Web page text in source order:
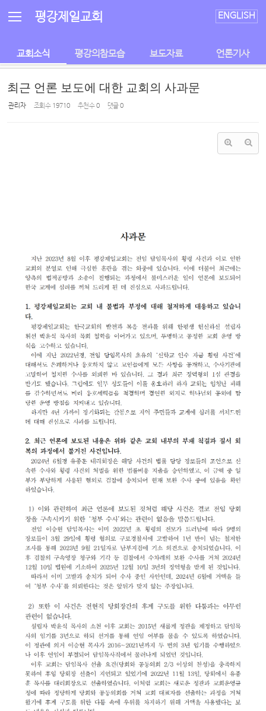
평강제일교회 ENGLISH
교회소식 평강의참모습 보도자료 언론기사
최근 언론 보도에 대한 교회의 사과문
관리자 조회 수 19710 추천 수0 댓글0